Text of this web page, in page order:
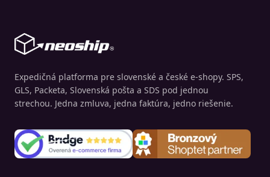
Expedičná platforma pre slovenské a české e-shopy. SPS,
GLS, Packeta, Slovenská pošta a SDS pod jednou
strechou. Jedna zmluva, jedna faktúra, jedno riešenie.